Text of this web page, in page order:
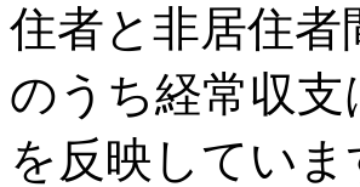
住者と非居住
のうち経常収
を反映してい